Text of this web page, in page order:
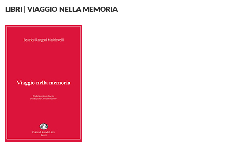
LIBRI | VIAGGIO NELLA MEMORIA